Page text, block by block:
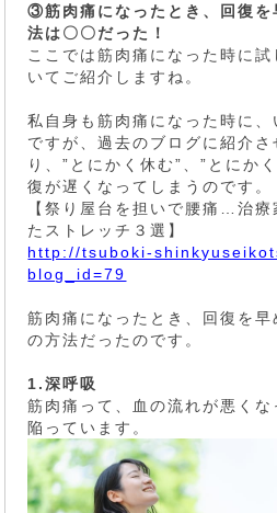
③筋肉痛になったとき、回復を
法は〇〇だった！
ここでは筋肉痛になった時に
いてご紹介しますね。
私自身も筋肉痛になった時に
ですが、過去のブログに紹介さ
り、”とにかく休む”、”とにか
復が遅くなってしまうのです。
【祭り屋台を担いで腰痛…治
たストレッチ３選】
http://tsuboki-
blog_id=79
筋肉痛になったとき、回復を
の方法だったのです。
1.深呼吸
筋肉痛って、血の流れが悪く
陥っています。